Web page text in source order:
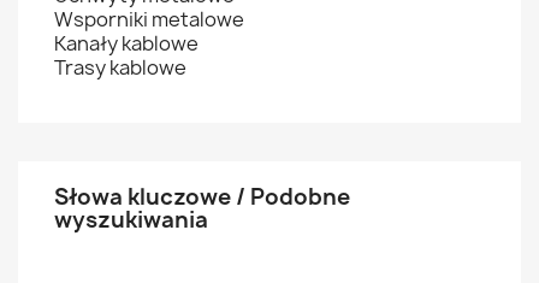
Wsporniki metalowe
Kanały kablowe
Trasy kablowe
Słowa kluczowe / Podobne
wyszukiwania